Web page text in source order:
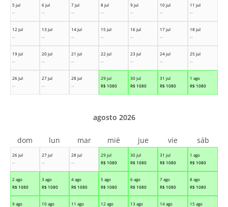
5 jul
--
6 jul
--
7 jul
--
8 jul
--
9 jul
--
10 jul
--
11 jul
--
12 jul
--
13 jul
--
14 jul
--
15 jul
--
16 jul
--
17 jul
--
18 jul
--
19 jul
--
20 jul
--
21 jul
--
22 jul
--
23 jul
--
24 jul
--
25 jul
--
26 jul
--
27 jul
--
28 jul
--
29 jul
R$ 1080
30 jul
R$ 1080
31 jul
R$ 1080
1 ago
R$ 1080
26 jul
--
27 jul
--
28 jul
--
29 jul
R$ 1080
30 jul
R$ 1080
31 jul
R$ 1080
1 ago
R$ 1080
2 ago
R$ 1080
3 ago
R$ 1080
4 ago
R$ 1080
5 ago
R$ 1080
6 ago
R$ 1080
7 ago
R$ 1080
8 ago
R$ 1080
9 ago
10 ago
11 ago
12 ago
13 ago
14 ago
15 ago
agosto 2026
dom lun mar mié jue vie sáb